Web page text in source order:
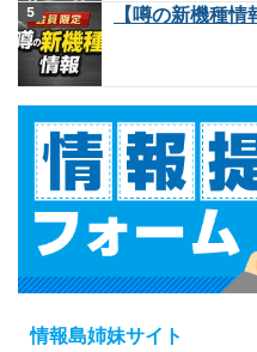
【噂の新機種
情報島姉妹サイト